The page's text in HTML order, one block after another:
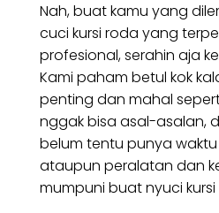
Nah, buat kamu yang
cuci kursi roda yang
profesional, serahin aja
Kami paham betul kok
penting dan mahal
nggak bisa asal-asalan,
belum tentu punya
ataupun peralatan dan
mumpuni buat nyuci kursi